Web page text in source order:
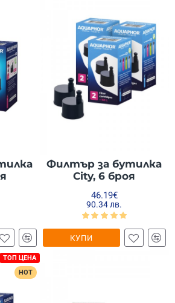
Филтър за бутилка
City, 6 броя
46.19€
90.34 лв.
КУПИ
HOT
ТОП ЦЕНА